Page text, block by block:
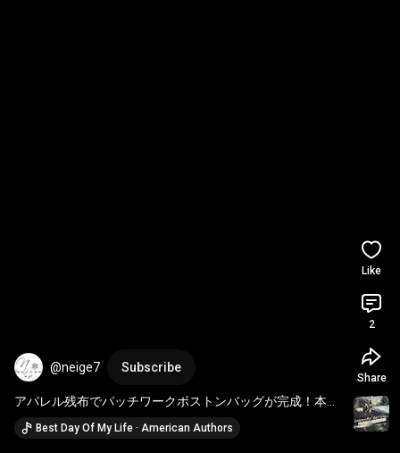
@neige7 Subscribe
アパレル残布でパッチワークボストンバッグが完成！本編
で制作風景公開中＃#shorts
Best Day Of My Life · American Authors
Like
2
Share